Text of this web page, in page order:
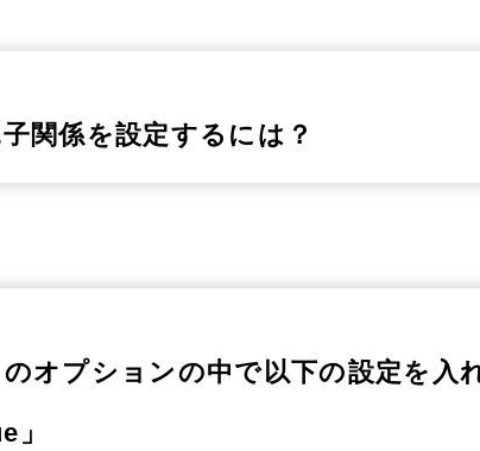
関係を設定するには？
オプションの中で以下の設定を入